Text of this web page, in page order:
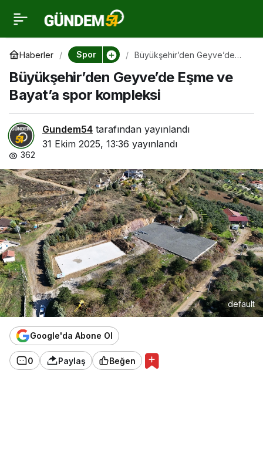
Haberler Spor
Büyükşehir’den Geyve’de
kompleksi
Büyükşehir’den Geyve’de Eşme ve
Bayat’a spor kompleksi
Gundem54 tarafından yayınlandı
31 Ekim 2025, 13:36 yayınlandı
362
default
Google'da Abone Ol
0 Paylaş Beğen
Büyükşehir’den
Geyve’de Eşme ve
Bayat’a spor kompleksi